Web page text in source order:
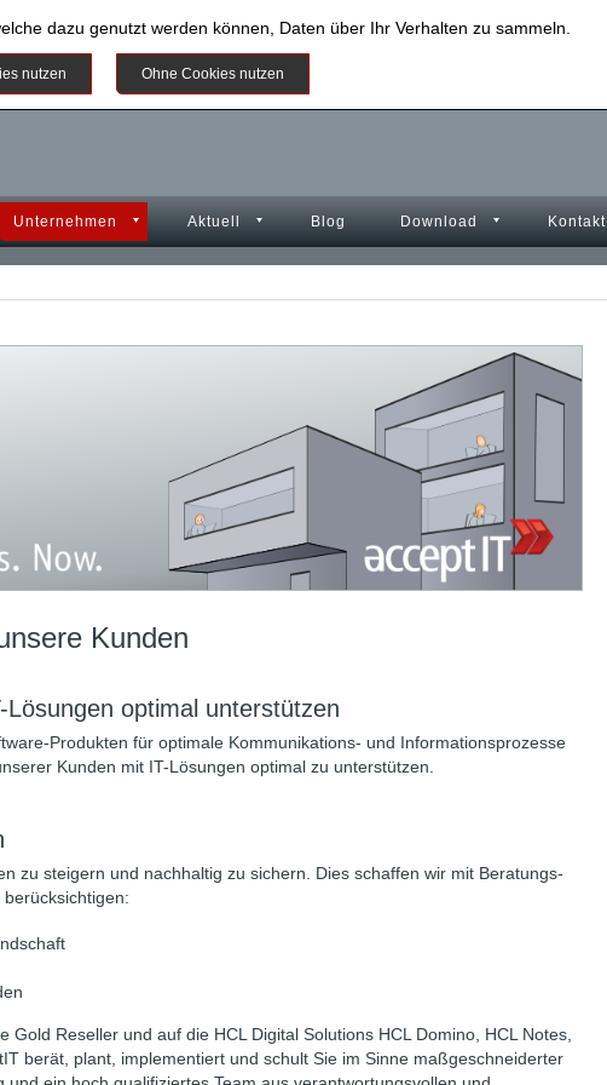
Unternehmen Aktuell Blog Download Kontakt
Kunden
optimal unterstützen
Produkten für optimale Kommunikations- und Informationsprozesse
Kunden mit IT-Lösungen optimal zu unterstützen.
zu steigern und nachhaltig zu sichern. Dies schaffen wir mit Beratungs-
Reseller und auf die HCL Digital Solutions HCL Domino, HCL Notes,
berät, plant, implementiert und schult Sie im Sinne maßgeschneiderter
dazu genutzt werden können, Daten über Ihr Verhalten zu sammeln.
nutzen Ohne Cookies nutzen